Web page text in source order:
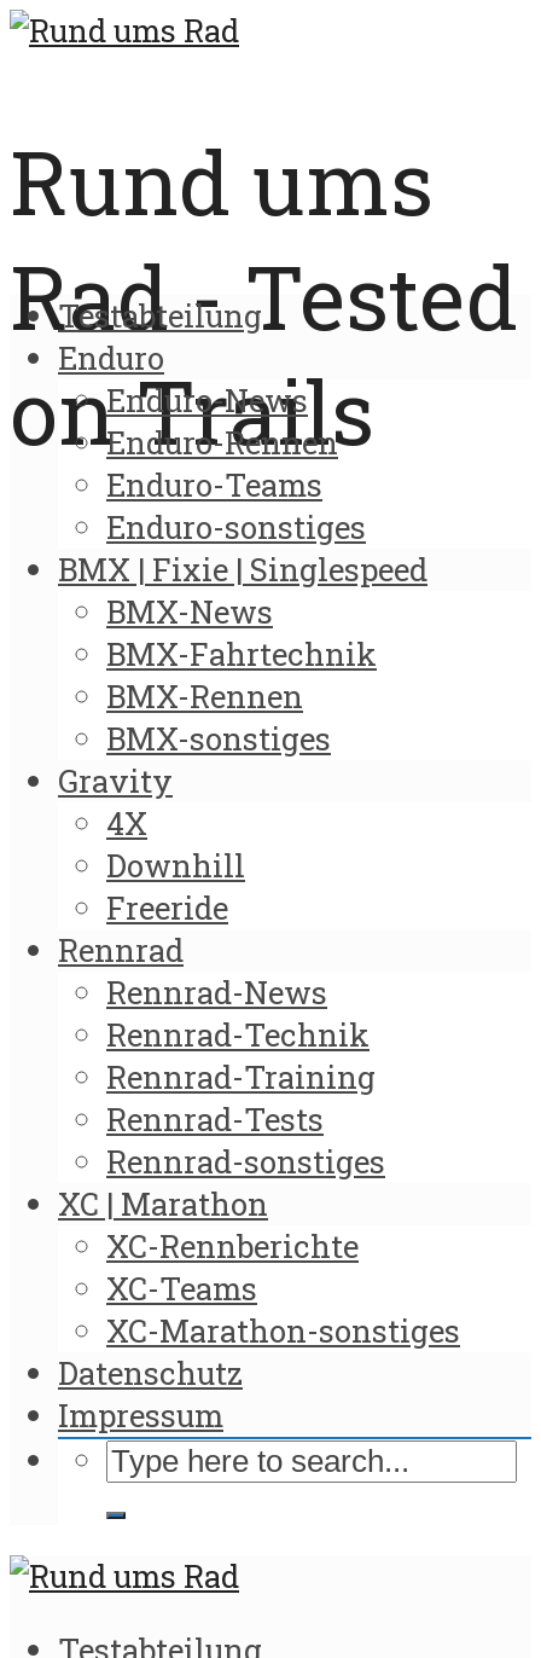
Rund ums
Rad - Tested
on Trails
Testabteilung
Enduro
Enduro-News
Enduro-Rennen
Enduro-Teams
Enduro-sonstiges
BMX | Fixie | Singlespeed
BMX-News
BMX-Fahrtechnik
BMX-Rennen
BMX-sonstiges
Gravity
4X
Downhill
Freeride
Rennrad
Rennrad-News
Rennrad-Technik
Rennrad-Training
Rennrad-Tests
Rennrad-sonstiges
XC | Marathon
XC-Rennberichte
XC-Teams
XC-Marathon-sonstiges
Datenschutz
Impressum
Testabteilung